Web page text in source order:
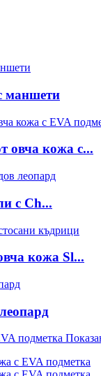
маншети
овча кожа с...
с Ch...
кожа Sl...